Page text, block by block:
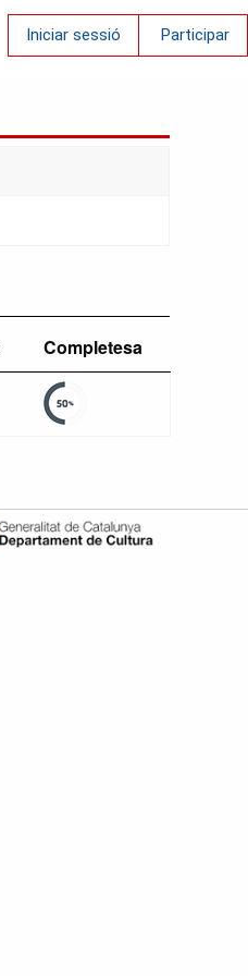
Iniciar sessió Participar
Completesa